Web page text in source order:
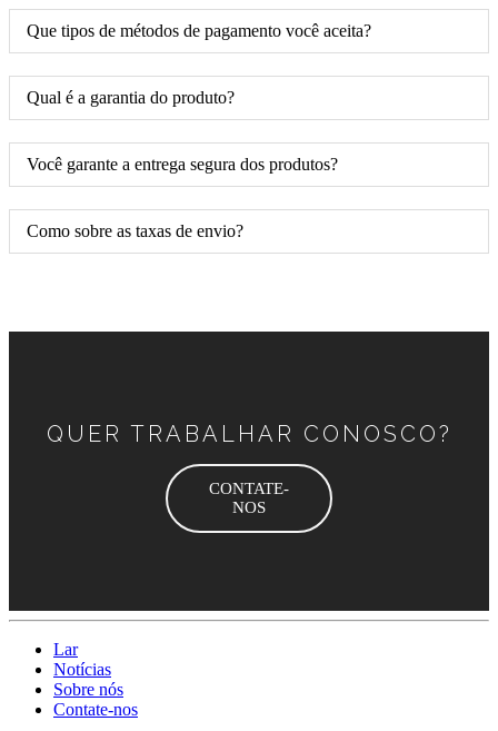
Que tipos de métodos de pagamento você aceita?
Qual é a garantia do produto?
Você garante a entrega segura dos produtos?
Como sobre as taxas de envio?
QUER TRABALHAR CONOSCO?
CONTATE-
NOS
Lar
Notícias
Sobre nós
Contate-nos